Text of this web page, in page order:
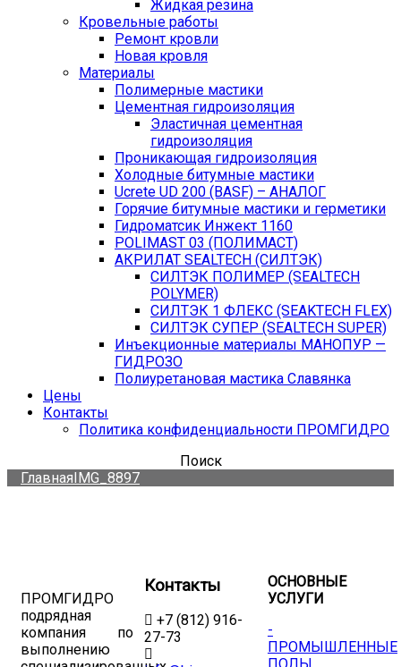
Жидкая резина
Кровельные работы
Ремонт кровли
Новая кровля
Материалы
Полимерные мастики
Цементная гидроизоляция
Эластичная цементная
гидроизоляция
Проникающая гидроизоляция
Холодные битумные мастики
Ucrete UD 200 (BASF) – АНАЛОГ
Горячие битумные мастики и герметики
Гидроматсик Инжект 1160
POLIMAST 03 (ПОЛИМАСТ)
АКРИЛАТ SEALTECH (СИЛТЭК)
СИЛТЭК ПОЛИМЕР (SEALTECH
POLYMER)
СИЛТЭК 1 ФЛЕКС (SEAKTECH FLEX)
СИЛТЭК СУПЕР (SEALTECH SUPER)
Инъекционные материалы МАНОПУР —
ГИДРОЗО
Полиуретановая мастика Славянка
Цены
Контакты
Политика конфиденциальности ПРОМГИДРО
Поиск
ГлавнаяIMG_8897
ПРОМГИДРО
подрядная
компания по
выполнению
Контакты
+7 (812) 916-
27-73
ОСНОВНЫЕ
УСЛУГИ
-
ПРОМЫШЛЕННЫЕ